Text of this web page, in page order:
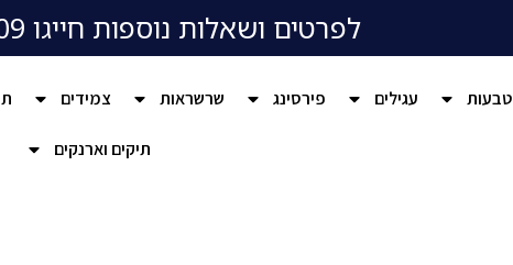
לפרטים ושאלות נוספות חייגו 054-9960909
טבעות עגילים פירסינג שרשראות צמידים
תיקים וארנקים